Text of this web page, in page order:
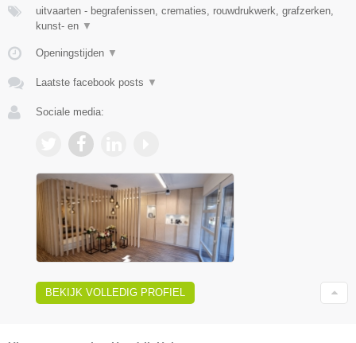
uitvaarten - begrafenissen, crematies, rouwdrukwerk, grafzerken,
kunst- en ▼
Openingstijden ▼
Laatste facebook posts ▼
Sociale media:
BEKIJK VOLLEDIG PROFIEL